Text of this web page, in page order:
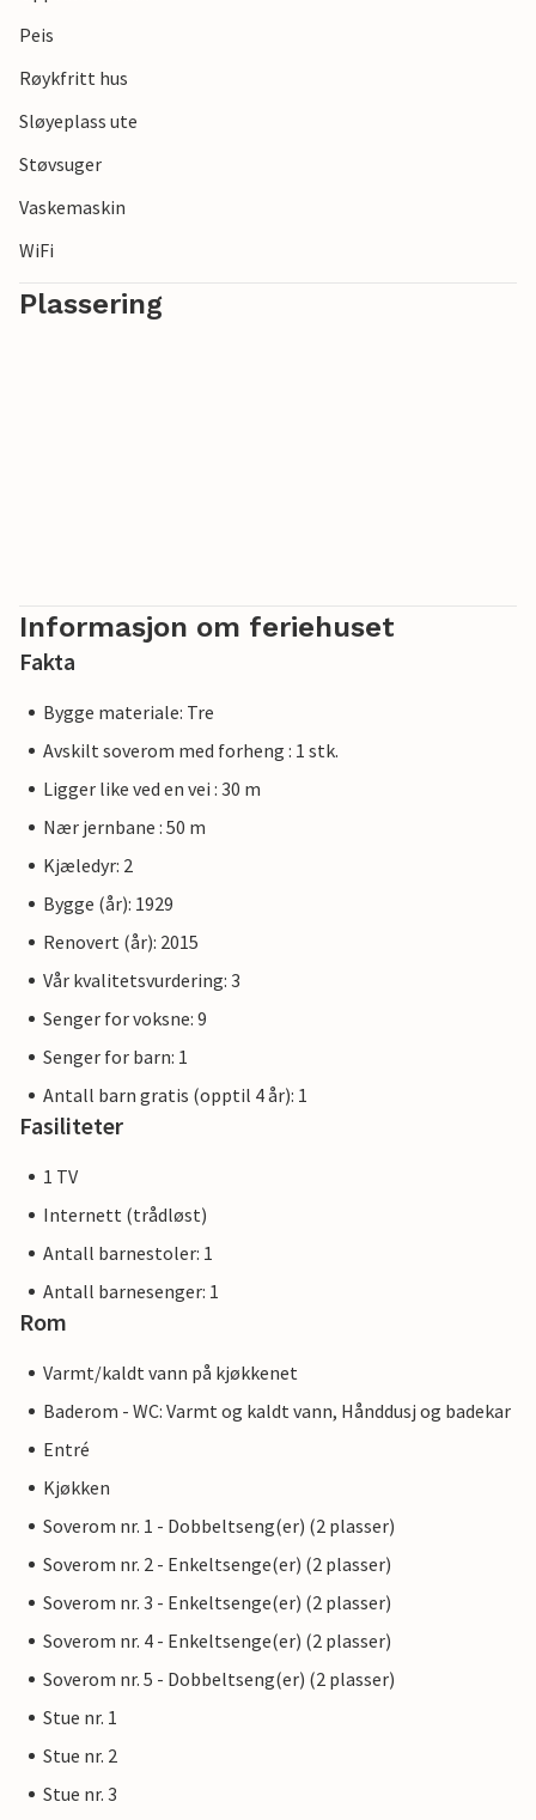
Peis
Røykfritt hus
Sløyeplass ute
Støvsuger
Vaskemaskin
WiFi
Plassering
Informasjon om feriehuset
Fakta
Bygge materiale: Tre
Avskilt soverom med forheng : 1 stk.
Ligger like ved en vei : 30 m
Nær jernbane : 50 m
Kjæledyr: 2
Bygge (år): 1929
Renovert (år): 2015
Vår kvalitetsvurdering: 3
Senger for voksne: 9
Senger for barn: 1
Antall barn gratis (opptil 4 år): 1
Fasiliteter
1 TV
Internett (trådløst)
Antall barnestoler: 1
Antall barnesenger: 1
Rom
Varmt/kaldt vann på kjøkkenet
Baderom - WC: Varmt og kaldt vann, Hånddusj og badekar
Entré
Kjøkken
Soverom nr. 1 - Dobbeltseng(er) (2 plasser)
Soverom nr. 2 - Enkeltsenge(er) (2 plasser)
Soverom nr. 3 - Enkeltsenge(er) (2 plasser)
Soverom nr. 4 - Enkeltsenge(er) (2 plasser)
Soverom nr. 5 - Dobbeltseng(er) (2 plasser)
Stue nr. 1
Stue nr. 2
Stue nr. 3